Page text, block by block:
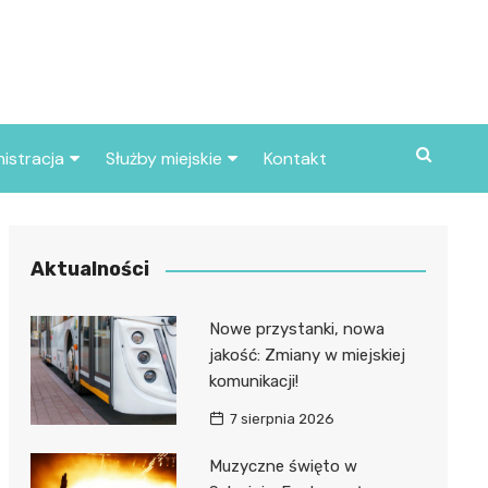
miasta
Służby miejskie
Policja
Kontakt
Aktualności
Nowe przystanki, nowa
jakość: Zmiany w miejskiej
komunikacji!
7 sierpnia 2026
Muzyczne święto w